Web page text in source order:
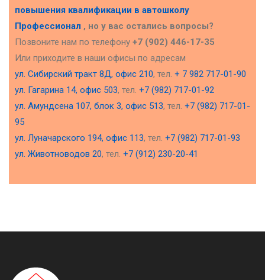
повышения квалификации в автошколу
Профессионал , но у вас остались вопросы?
Позвоните нам по телефону +7 (902) 446-17-35
Или приходите в наши офисы по адресам
ул. Сибирский тракт 8Д, офис 210, тел. + 7 982 717-01-90
ул. Гагарина 14, офис 503, тел. +7 (982) 717-01-92
ул. Амундсена 107, блок 3, офис 513, тел. +7 (982) 717-01-
95
ул. Луначарского 194, офис 113, тел. +7 (982) 717-01-93
ул. Животноводов 20, тел. +7 (912) 230-20-41